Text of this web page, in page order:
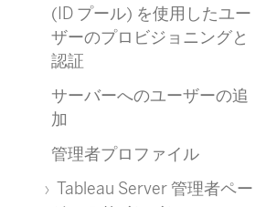
(ID プール) を使用したユー
ザーのプロビジョニングと
認証
サーバーへのユーザーの追
加
管理者プロファイル
Tableau Server 管理者ペー